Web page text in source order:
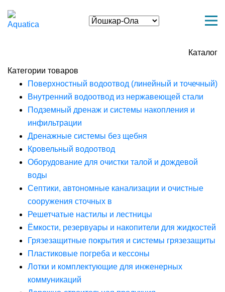
Каталог
Категории товаров
Поверхностный водоотвод (линейный и точечный)
Внутренний водоотвод из нержавеющей стали
Подземный дренаж и системы накопления и
инфильтрации
Дренажные системы без щебня
Кровельный водоотвод
Оборудование для очистки талой и дождевой
воды
Септики, автономные канализации и очистные
сооружения сточных в
Решетчатые настилы и лестницы
Ёмкости, резервуары и накопители для жидкостей
Грязезащитные покрытия и системы грязезащиты
Пластиковые погреба и кессоны
Лотки и комплектующие для инженерных
коммуникаций